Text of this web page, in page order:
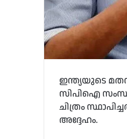
ഇന്ത്യയുടെ
സിപിഐ
ചിത്രം
അദ്ദേഹം.